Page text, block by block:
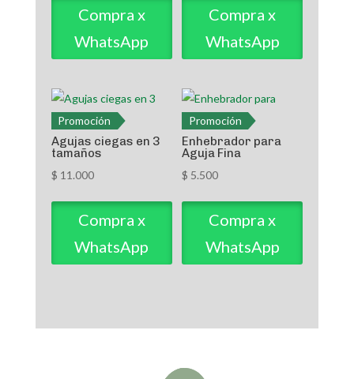
Compra x
WhatsApp
Compra x
WhatsApp
Promoción
Agujas ciegas en 3
tamaños
$ 11.000
Compra x
WhatsApp
Promoción
Enhebrador para
Aguja Fina
$ 5.500
Compra x
WhatsApp